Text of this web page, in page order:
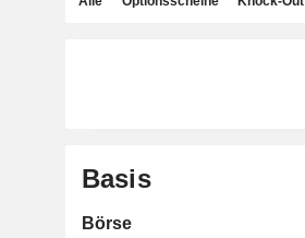
Basis
Börse